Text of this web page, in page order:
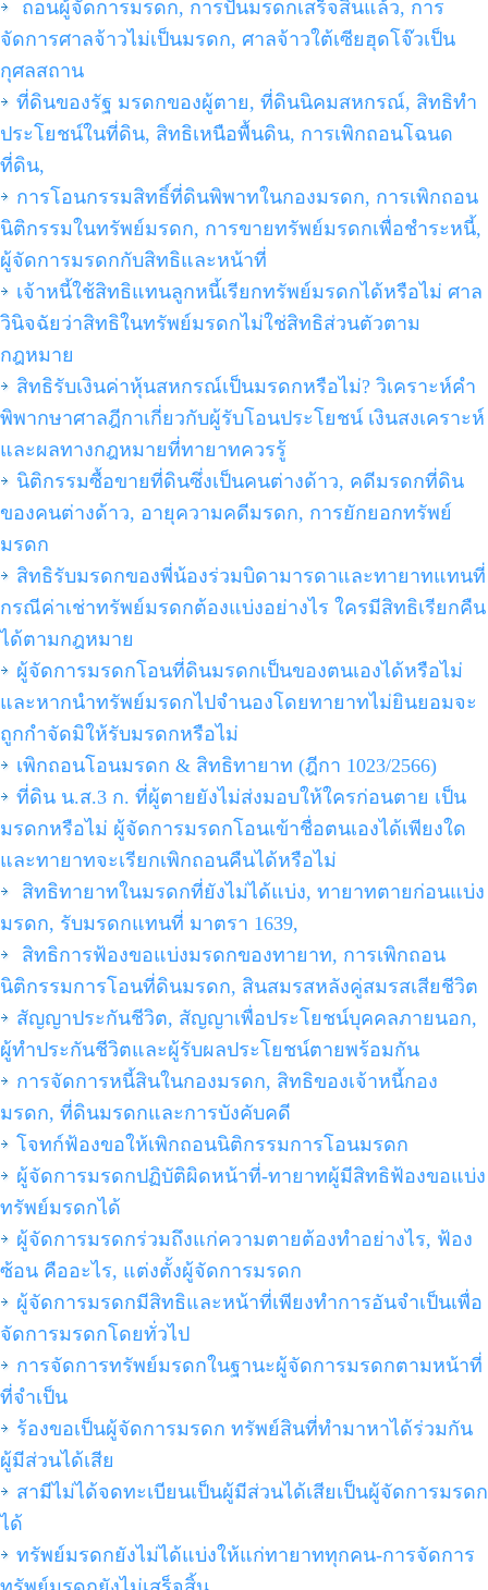
ถอนผู้จัดการมรดก, การปันมรดกเสร็จสิ้นแล้ว, การ
จัดการศาลจ้าวไม่เป็นมรดก, ศาลจ้าวใต้เซียฮุดโจ๊วเป็น
กุศลสถาน
ที่ดินของรัฐ มรดกของผู้ตาย, ที่ดินนิคมสหกรณ์, สิทธิทำ
ประโยชน์ในที่ดิน, สิทธิเหนือพื้นดิน, การเพิกถอนโฉนด
ที่ดิน,
การโอนกรรมสิทธิ์ที่ดินพิพาทในกองมรดก, การเพิกถอน
นิติกรรมในทรัพย์มรดก, การขายทรัพย์มรดกเพื่อชำระหนี้,
ผู้จัดการมรดกกับสิทธิและหน้าที่
เจ้าหนี้ใช้สิทธิแทนลูกหนี้เรียกทรัพย์มรดกได้หรือไม่ ศาล
วินิจฉัยว่าสิทธิในทรัพย์มรดกไม่ใช่สิทธิส่วนตัวตาม
กฎหมาย
สิทธิรับเงินค่าหุ้นสหกรณ์เป็นมรดกหรือไม่? วิเคราะห์คำ
พิพากษาศาลฎีกาเกี่ยวกับผู้รับโอนประโยชน์ เงินสงเคราะห์
และผลทางกฎหมายที่ทายาทควรรู้
นิติกรรมซื้อขายที่ดินซึ่งเป็นคนต่างด้าว, คดีมรดกที่ดิน
ของคนต่างด้าว, อายุความคดีมรดก, การยักยอกทรัพย์
มรดก
สิทธิรับมรดกของพี่น้องร่วมบิดามารดาและทายาทแทนที่
กรณีค่าเช่าทรัพย์มรดกต้องแบ่งอย่างไร ใครมีสิทธิเรียกคืน
ได้ตามกฎหมาย
ผู้จัดการมรดกโอนที่ดินมรดกเป็นของตนเองได้หรือไม่
และหากนำทรัพย์มรดกไปจำนองโดยทายาทไม่ยินยอมจะ
ถูกกำจัดมิให้รับมรดกหรือไม่
เพิกถอนโอนมรดก & สิทธิทายาท (ฎีกา 1023/2566)
ที่ดิน น.ส.3 ก. ที่ผู้ตายยังไม่ส่งมอบให้ใครก่อนตาย เป็น
มรดกหรือไม่ ผู้จัดการมรดกโอนเข้าชื่อตนเองได้เพียงใด
และทายาทจะเรียกเพิกถอนคืนได้หรือไม่
สิทธิทายาทในมรดกที่ยังไม่ได้แบ่ง, ทายาทตายก่อนแบ่ง
มรดก, รับมรดกแทนที่ มาตรา 1639,
สิทธิการฟ้องขอแบ่งมรดกของทายาท, การเพิกถอน
นิติกรรมการโอนที่ดินมรดก, สินสมรสหลังคู่สมรสเสียชีวิต
สัญญาประกันชีวิต, สัญญาเพื่อประโยชน์บุคคลภายนอก,
ผู้ทำประกันชีวิตและผู้รับผลประโยชน์ตายพร้อมกัน
การจัดการหนี้สินในกองมรดก, สิทธิของเจ้าหนี้กอง
มรดก, ที่ดินมรดกและการบังคับคดี
โจทก์ฟ้องขอให้เพิกถอนนิติกรรมการโอนมรดก
ผู้จัดการมรดกปฏิบัติผิดหน้าที่-ทายาทผู้มีสิทธิฟ้องขอแบ่ง
ทรัพย์มรดกได้
ผู้จัดการมรดกร่วมถึงแก่ความตายต้องทำอย่างไร, ฟ้อง
ซ้อน คืออะไร, แต่งตั้งผู้จัดการมรดก
ผู้จัดการมรดกมีสิทธิและหน้าที่เพียงทำการอันจำเป็นเพื่อ
จัดการมรดกโดยทั่วไป
การจัดการทรัพย์มรดกในฐานะผู้จัดการมรดกตามหน้าที่
ที่จำเป็น
ร้องขอเป็นผู้จัดการมรดก ทรัพย์สินที่ทำมาหาได้ร่วมกัน
ผู้มีส่วนได้เสีย
สามีไม่ได้จดทะเบียนเป็นผู้มีส่วนได้เสียเป็นผู้จัดการมรดก
ได้
ทรัพย์มรดกยังไม่ได้แบ่งให้แก่ทายาททุกคน-การจัดการ